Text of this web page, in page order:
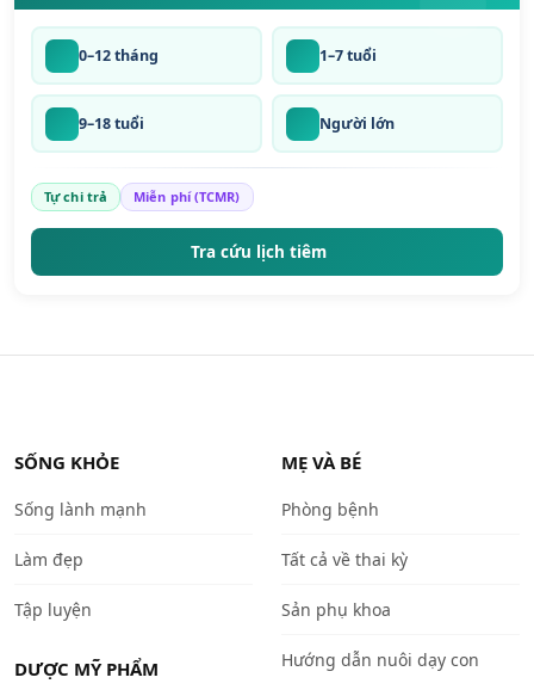
0–12 tháng 1–7 tuổi
9–18 tuổi Người lớn
Tự chi trả Miễn phí (TCMR)
Tra cứu lịch tiêm
SỐNG KHỎE
Sống lành mạnh
Làm đẹp
Tập luyện
DƯỢC MỸ PHẨM
MẸ VÀ BÉ
Phòng bệnh
Tất cả về thai kỳ
Sản phụ khoa
Hướng dẫn nuôi dạy con